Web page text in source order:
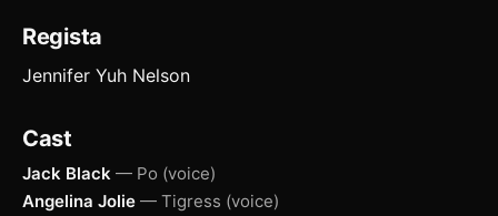
Regista
Jennifer Yuh Nelson
Cast
Jack Black — Po (voice)
Angelina Jolie — Tigress (voice)